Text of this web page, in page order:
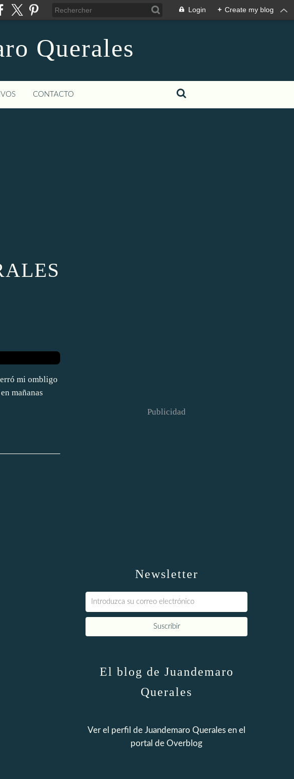
Login + Create my blog
Querales
CONTACTO
mi ombligo
mañanas
Newsletter
Publicidad
El blog de Juandemaro
Querales
Ver el perfil de Juandemaro Querales en el
portal de Overblog